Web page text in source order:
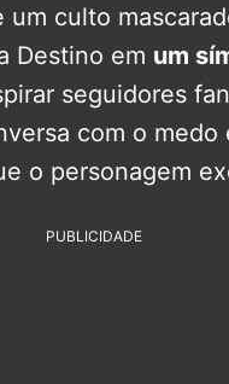
um culto
Destino em um
seguidores
com o medo
o personagem
PUBLICIDADE